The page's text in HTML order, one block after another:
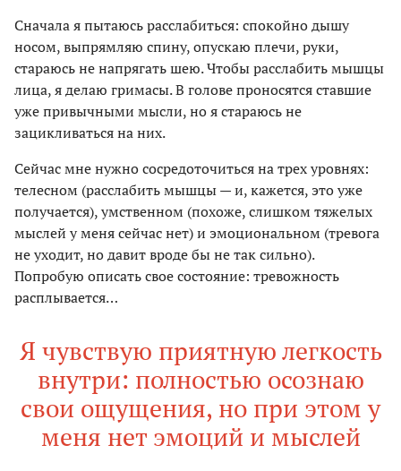
Сначала я пытаюсь расслабиться: спокойно дышу
носом, выпрямляю спину, опускаю плечи, руки,
стараюсь не напрягать шею. Чтобы расслабить мышцы
лица, я делаю гримасы. В голове проносятся ставшие
уже привычными мысли, но я стараюсь не
зацикливаться на них.
Сейчас мне нужно сосредоточиться на трех уровнях:
телесном (расслабить мышцы — и, кажется, это уже
получается), умственном (похоже, слишком тяжелых
мыслей у меня сейчас нет) и эмоциональном (тревога
не уходит, но давит вроде бы не так сильно).
Попробую описать свое состояние: тревожность
расплывается…
Я чувствую приятную легкость
внутри: полностью осознаю
свои ощущения, но при этом у
меня нет эмоций и мыслей